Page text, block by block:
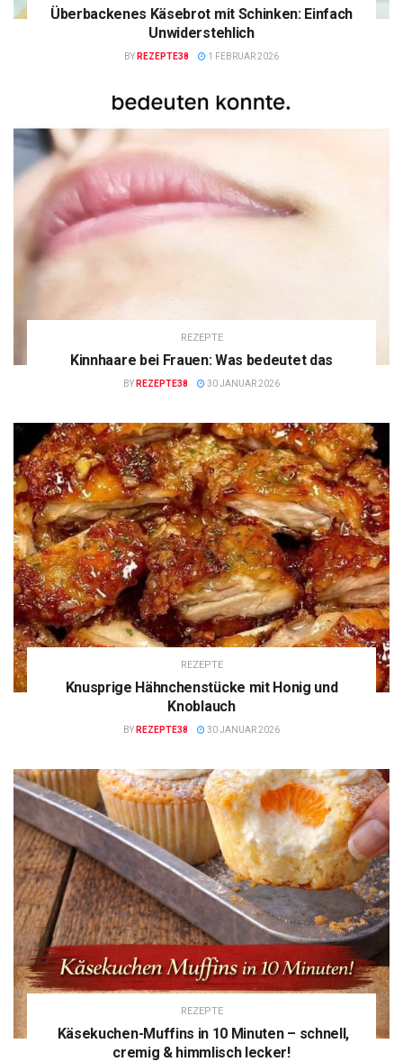
Überbackenes Käsebrot mit Schinken: Einfach
Unwiderstehlich
BY REZEPTE38 1 FEBRUAR 2026
REZEPTE
Kinnhaare bei Frauen: Was bedeutet das
BY REZEPTE38 30 JANUAR 2026
REZEPTE
Knusprige Hähnchenstücke mit Honig und
Knoblauch
BY REZEPTE38 30 JANUAR 2026
REZEPTE
Käsekuchen-Muffins in 10 Minuten – schnell,
cremig & himmlisch lecker!